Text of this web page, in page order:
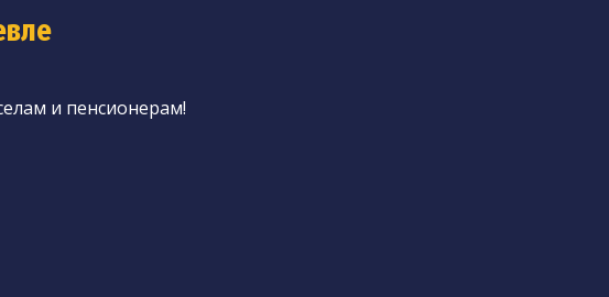
и пенсионерам!